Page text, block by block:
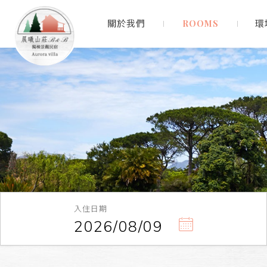
關於我們 精選住宿 環
入住日期
2026/08/09